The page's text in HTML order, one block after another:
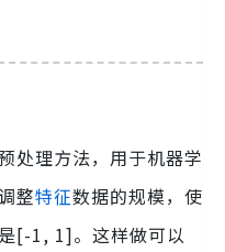
处理方法，用于机器学
整特征数据的规模，使
[-1, 1]。这样做可以